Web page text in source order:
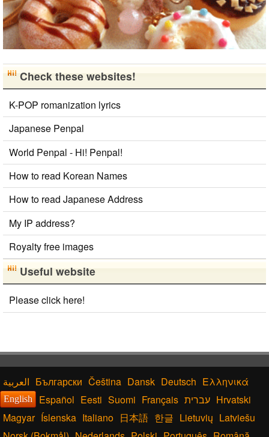
Check these websites!
K-POP romanization lyrics
Japanese Penpal
World Penpal - Hi! Penpal!
How to read Korean Names
How to read Japanese Address
My IP address?
Royalty free images
Useful website
Please click here!
Български Čeština Dansk Deutsch Ελληνικά
English Español Eesti Suomi Français עברית Hrvatski
Magyar Íslenska Italiano 日本語 한글 Lietuvių Latviešu